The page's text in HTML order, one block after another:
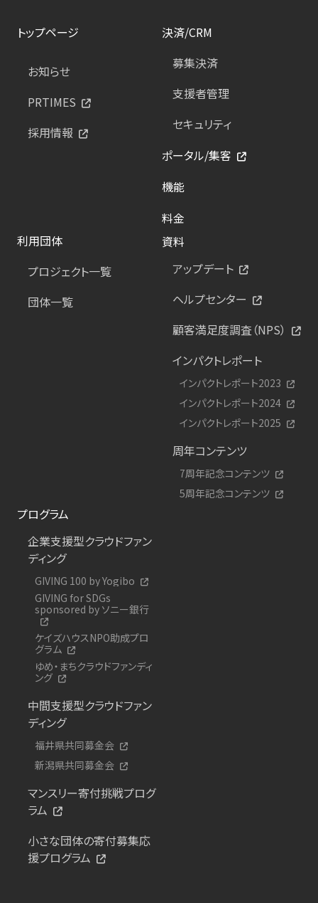
トップページ
お知らせ
PRTIMES
採用情報
決済/CRM
募集決済
支援者管理
セキュリティ
ポータル/集客
機能
料金
利用団体
プロジェクト一覧
団体一覧
資料
アップデート
ヘルプセンター
顧客満足度調査（NPS）
インパクトレポート
インパクトレポート2023
インパクトレポート2024
インパクトレポート2025
周年コンテンツ
7周年記念コンテンツ
5周年記念コンテンツ
プログラム
企業支援型クラウドファン
ディング
GIVING 100 by Yogibo
GIVING for SDGs
sponsored by ソニー銀行
ケイズハウスNPO助成プロ
グラム
ゆめ・まちクラウドファンディ
ング
中間支援型クラウドファン
ディング
福井県共同募金会
新潟県共同募金会
マンスリー寄付挑戦プログ
ラム
小さな団体の寄付募集応
援プログラム